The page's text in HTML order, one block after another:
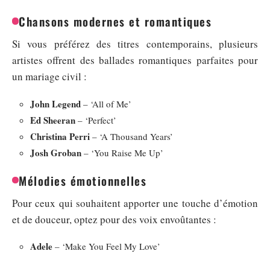
Chansons modernes et romantiques
Si vous préférez des titres contemporains, plusieurs
artistes offrent des ballades romantiques parfaites pour
un mariage civil :
John Legend – ‘All of Me’
Ed Sheeran – ‘Perfect’
Christina Perri – ‘A Thousand Years’
Josh Groban – ‘You Raise Me Up’
Mélodies émotionnelles
Pour ceux qui souhaitent apporter une touche d’émotion
et de douceur, optez pour des voix envoûtantes :
Adele – ‘Make You Feel My Love’